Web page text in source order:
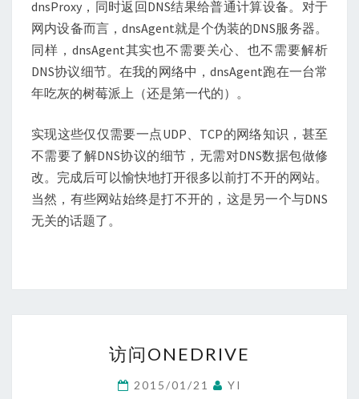
dnsProxy，同时返回DNS结果给普通计算设备。对于
网内设备而言，dnsAgent就是个伪装的DNS服务器。
同样，dnsAgent其实也不需要关心、也不需要解析
DNS协议细节。在我的网络中，dnsAgent跑在一台常
年吃灰的树莓派上（还是第一代的）。
实现这些仅仅需要一点UDP、TCP的网络知识，甚至
不需要了解DNS协议的细节，无需对DNS数据包做修
改。完成后可以愉快地打开很多以前打不开的网站。
当然，有些网站始终是打不开的，这是另一个与DNS
无关的话题了。
问
ONEDRIVE
访问ONEDRIVE
2015/01/21 YI